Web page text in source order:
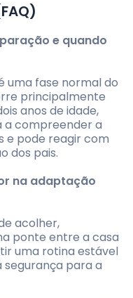
e quando
uma fase normal do
principalmente
anos de idade,
a compreender a
e pode reagir com
dos pais.
na adaptação
acolher,
ponte entre a casa
uma rotina estável
para a